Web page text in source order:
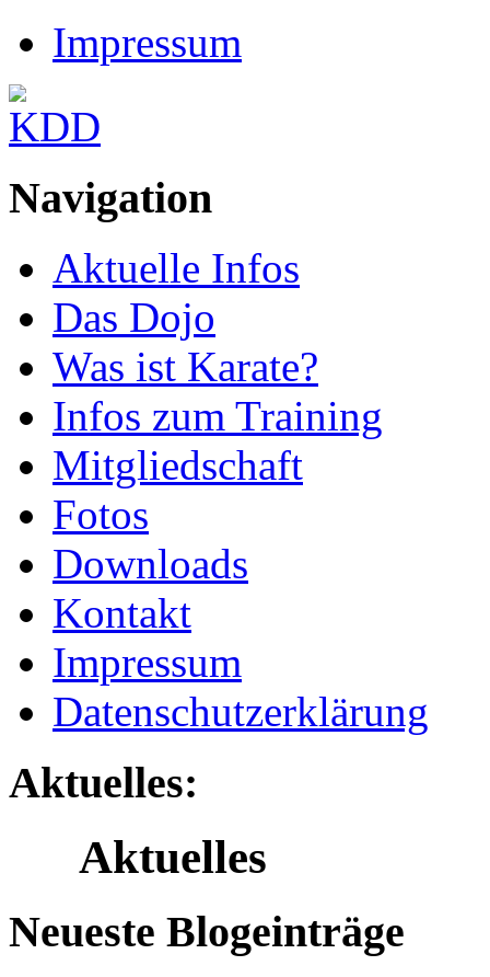
Impressum
Navigation
Aktuelle Infos
Das Dojo
Was ist Karate?
Infos zum Training
Mitgliedschaft
Fotos
Downloads
Kontakt
Impressum
Datenschutzerklärung
Aktuelles:
Aktuelles
Neueste Blogeinträge